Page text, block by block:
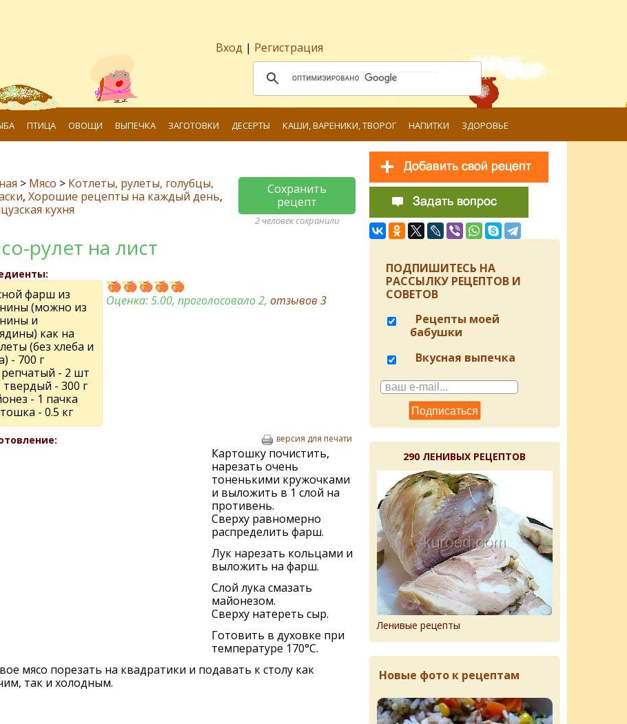
Вход | Регистрация
ПТИЦА ОВОЩИ ВЫПЕЧКА ЗАГОТОВКИ ДЕСЕРТЫ КАШИ, ВАРЕНИКИ, ТВОРОГ НАПИТКИ ЗДОРОВЬЕ
> Мясо > Котлеты, рулеты, голубцы,
, Хорошие рецепты на каждый день,
кухня
Сохранить
рецепт
2 человек сохранили
рулет на лист
фарш из
(можно из
и
как на
(без хлеба и
- 700 г
репчатый - 2 шт
твердый - 300 г
- 1 пачка
- 0.5 кг
Оценка:5.00, проголосовало 2,отзывов3
версия для печати
Картошку почистить,
нарезать очень
тоненькими кружочками
и выложить в 1 слой на
противень.
Сверху равномерно
распределить фарш.
Лук нарезать кольцами и
выложить на фарш.
Слой лука смазать
майонезом.
Сверху натереть сыр.
Готовить в духовке при
температуре 170°C.
мясо порезать на квадратики и подавать к столу как
так и холодным.
ПОДПИШИТЕСЬ НА
РАССЫЛКУ РЕЦЕПТОВ И
СОВЕТОВ
Рецепты моей
бабушки
Вкусная выпечка
290 ЛЕНИВЫХ РЕЦЕПТОВ
Ленивые рецепты
Новые фото к рецептам